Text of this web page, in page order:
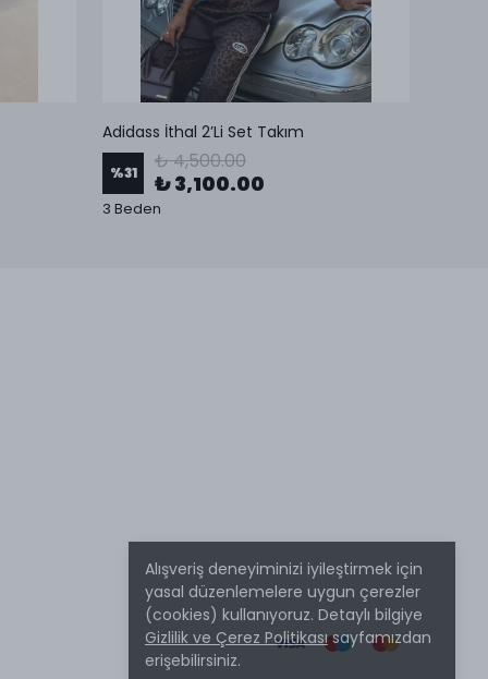
Alışveriş deneyiminizi iyileştirmek için
yasal düzenlemelere uygun çerezler
(cookies) kullanıyoruz. Detaylı bilgiye
Gizlilik ve Çerez Politikasısayfamızdan
erişebilirsiniz.
Adidass İthal 2’Li Set Takım
%31 ₺ 4,500.00
₺ 3,100.00
3 Beden